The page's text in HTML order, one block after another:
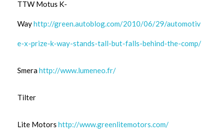
TTW Motus K-
Wayhttp://green.autoblog.com/2010/06/29/automotiv
e-x-prize-k-way-stands-tall-but-falls-behind-the-comp/
Smerahttp://www.lumeneo.fr/
Tilter
Lite Motors http://www.greenlitemotors.com/